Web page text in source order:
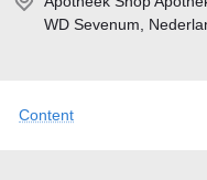
Content
WD Sevenum,